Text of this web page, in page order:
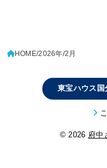
HOME 2026年 2月
東宝ハウス国
© 2026 府中